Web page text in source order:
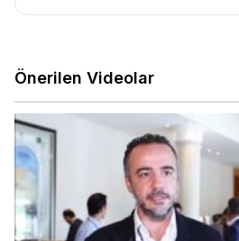
Önerilen Videolar